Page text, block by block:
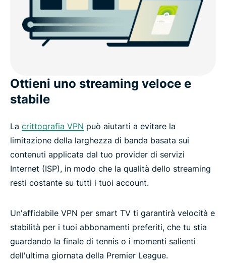
Cosa dicono le persone di ExpressVPN
Domande frequenti sulle VPN per smart TV
Ottieni uno streaming veloce e
stabile
La crittografia VPN può aiutarti a evitare la
limitazione della larghezza di banda basata sui
contenuti applicata dal tuo provider di servizi
Internet (ISP), in modo che la qualità dello streaming
resti costante su tutti i tuoi account.
Un'affidabile VPN per smart TV ti garantirà velocità e
stabilità per i tuoi abbonamenti preferiti, che tu stia
guardando la finale di tennis o i momenti salienti
dell'ultima giornata della Premier League.